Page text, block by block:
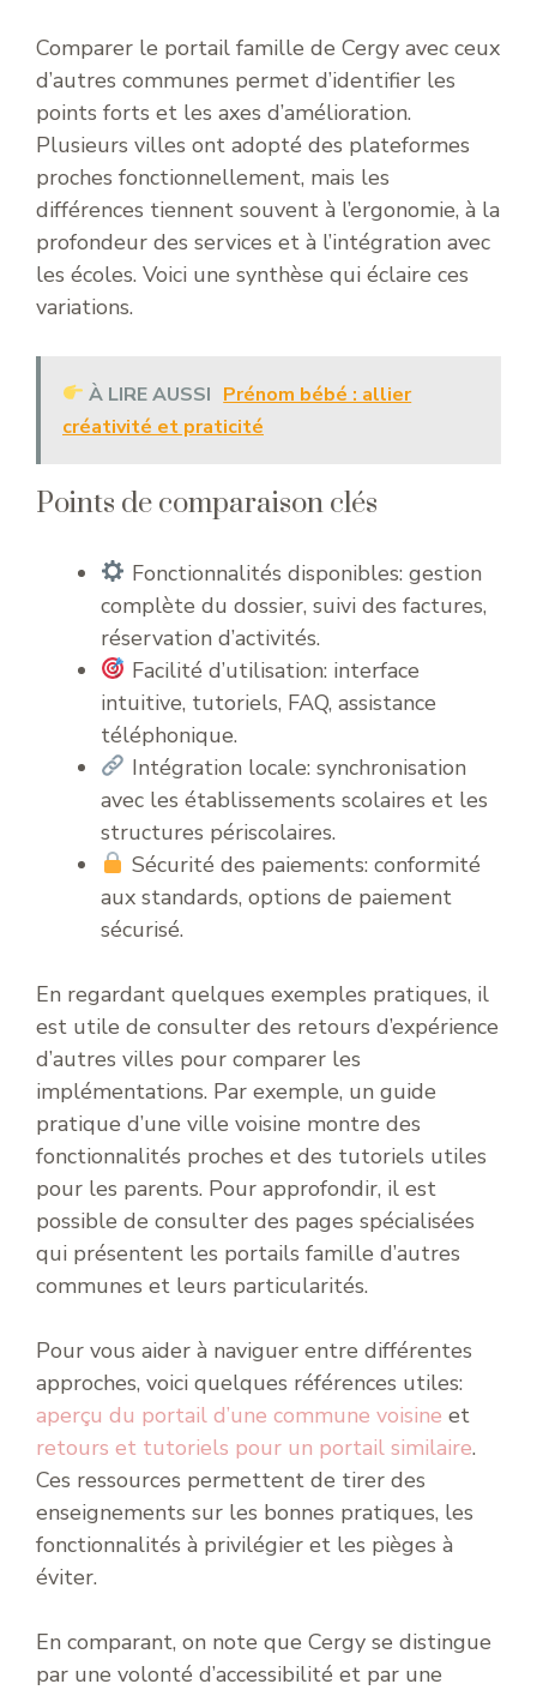
Comparer le portail famille de Cergy avec ceux
d’autres communes permet d’identifier les
points forts et les axes d’amélioration.
Plusieurs villes ont adopté des plateformes
proches fonctionnellement, mais les
différences tiennent souvent à l’ergonomie, à la
profondeur des services et à l’intégration avec
les écoles. Voici une synthèse qui éclaire ces
variations.
À LIRE AUSSI Prénom bébé : allier
créativité et praticité
Points de comparaison clés
Fonctionnalités disponibles: gestion
complète du dossier, suivi des factures,
réservation d’activités.
Facilité d’utilisation: interface
intuitive, tutoriels, FAQ, assistance
téléphonique.
Intégration locale: synchronisation
avec les établissements scolaires et les
structures périscolaires.
Sécurité des paiements: conformité
aux standards, options de paiement
sécurisé.
En regardant quelques exemples pratiques, il
est utile de consulter des retours d’expérience
d’autres villes pour comparer les
implémentations. Par exemple, un guide
pratique d’une ville voisine montre des
fonctionnalités proches et des tutoriels utiles
pour les parents. Pour approfondir, il est
possible de consulter des pages spécialisées
qui présentent les portails famille d’autres
communes et leurs particularités.
Pour vous aider à naviguer entre différentes
approches, voici quelques références utiles:
aperçu du portail d’une commune voisine et
retours et tutoriels pour un portail similaire.
Ces ressources permettent de tirer des
enseignements sur les bonnes pratiques, les
fonctionnalités à privilégier et les pièges à
éviter.
En comparant, on note que Cergy se distingue
par une volonté d’accessibilité et par une